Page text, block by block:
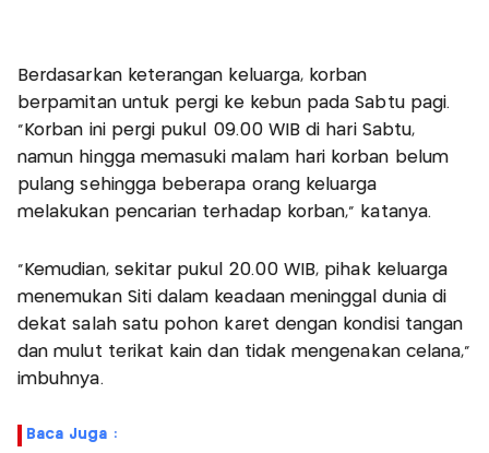
Berdasarkan keterangan keluarga, korban
berpamitan untuk pergi ke kebun pada Sabtu pagi.
"Korban ini pergi pukul 09.00 WIB di hari Sabtu,
namun hingga memasuki malam hari korban belum
pulang sehingga beberapa orang keluarga
melakukan pencarian terhadap korban," katanya.
"Kemudian, sekitar pukul 20.00 WIB, pihak keluarga
menemukan Siti dalam keadaan meninggal dunia di
dekat salah satu pohon karet dengan kondisi tangan
dan mulut terikat kain dan tidak mengenakan celana,"
imbuhnya.
Baca Juga :